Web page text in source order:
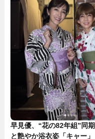
早見優、“花の82年組”同
と艶やか浴衣姿「キャー